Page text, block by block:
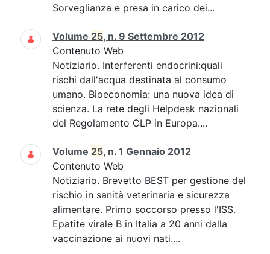
Sorveglianza e presa in carico dei...
Volume 25, n. 9 Settembre 2012
Contenuto Web
Notiziario. Interferenti endocrini:quali
rischi dall'acqua destinata al consumo
umano. Bioeconomia: una nuova idea di
scienza. La rete degli Helpdesk nazionali
del Regolamento CLP in Europa....
Volume 25, n. 1 Gennaio 2012
Contenuto Web
Notiziario. Brevetto BEST per gestione del
rischio in sanità veterinaria e sicurezza
alimentare. Primo soccorso presso l'ISS.
Epatite virale B in Italia a 20 anni dalla
vaccinazione ai nuovi nati....